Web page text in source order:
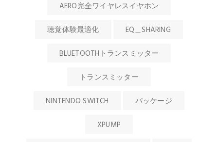
AERO完全ワイヤレスイヤホン
聴覚体験最適化 EQ＿SHARING
BLUETOOTHトランスミッター
トランスミッター
NINTENDO SWITCH パッケージ
XPUMP